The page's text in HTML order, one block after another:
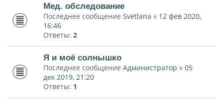
Мед. обследование
Последнее сообщение Svetlana « 12 фев 2020,
16:46
Ответы: 2
Я и моё солнышко
Последнее сообщение Администратор « 05
дек 2019, 21:20
Ответы: 1